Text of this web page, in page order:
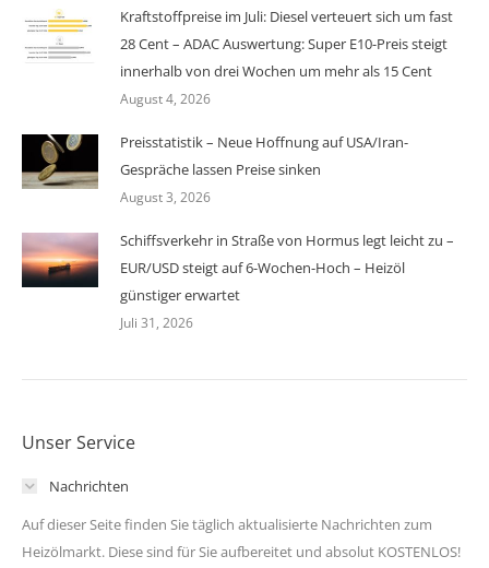
Kraftstoffpreise im Juli: Diesel verteuert sich um fast
28 Cent – ADAC Auswertung: Super E10-Preis steigt
innerhalb von drei Wochen um mehr als 15 Cent
August 4, 2026
Preisstatistik – Neue Hoffnung auf USA/Iran-
Gespräche lassen Preise sinken
August 3, 2026
Schiffsverkehr in Straße von Hormus legt leicht zu –
EUR/USD steigt auf 6-Wochen-Hoch – Heizöl
günstiger erwartet
Juli 31, 2026
Unser Service
Nachrichten
Auf dieser Seite finden Sie täglich aktualisierte Nachrichten zum
Heizölmarkt. Diese sind für Sie aufbereitet und absolut KOSTENLOS!